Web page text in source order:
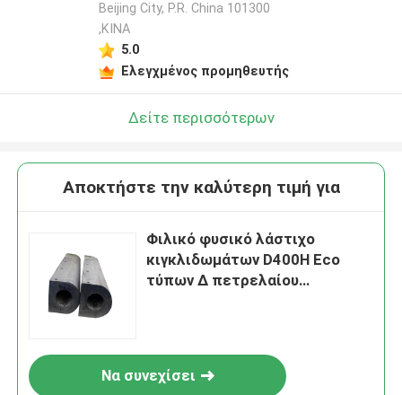
Beijing City, P.R. China 101300
,ΚΙΝΑ
5.0
Ελεγχμένος προμηθευτής
Δείτε περισσότερων
Αποκτήστε την καλύτερη τιμή για
Φιλικό φυσικό λάστιχο
κιγκλιδωμάτων D400H Eco
τύπων Δ πετρελαίου
Να συνεχίσει